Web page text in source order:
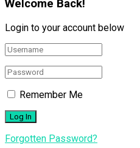
Welcome Back!
Login to your account below
Remember Me
Forgotten Password?